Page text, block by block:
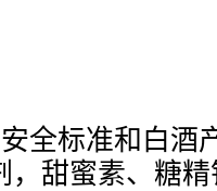
全标准和白酒
，甜蜜素、糖